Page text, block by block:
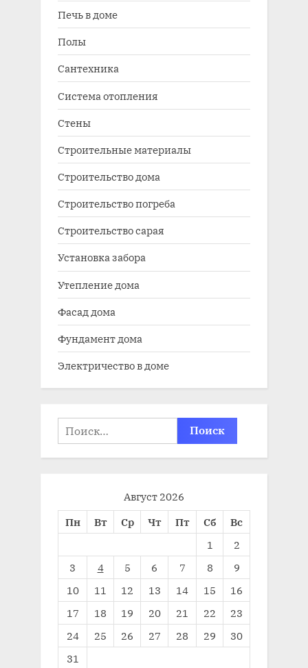
Печь в доме
Полы
Сантехника
Система отопления
Стены
Строительные материалы
Строительство дома
Строительство погреба
Строительство сарая
Установка забора
Утепление дома
Фасад дома
Фундамент дома
Электричество в доме
Найти:
Август 2026
Пн
Вт Ср Чт Пт Сб
Вс
1
2
3
4 5 6 7 8
9
10
11 12 13 14 15
16
17
18 19 20 21 22
23
24
25 26 27 28 29
30
31